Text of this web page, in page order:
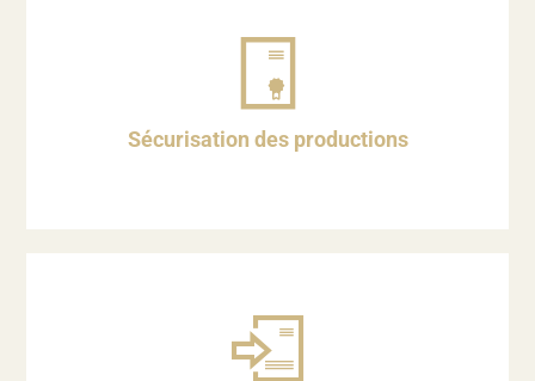
Sécurisation des productions